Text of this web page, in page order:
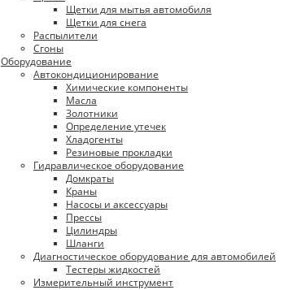
Щетки для мытья автомобиля
Щетки для снега
Распылители
Сгоны
Оборудование
Автокондиционирование
Химические компоненты
Масла
Золотники
Определение утечек
Хладогенты
Резиновые прокладки
Гидравлическое оборудование
Домкраты
Краны
Насосы и аксессуары
Прессы
Цилиндры
Шланги
Диагностическое оборудование для автомобилей
Тестеры жидкостей
Измерительный инструмент